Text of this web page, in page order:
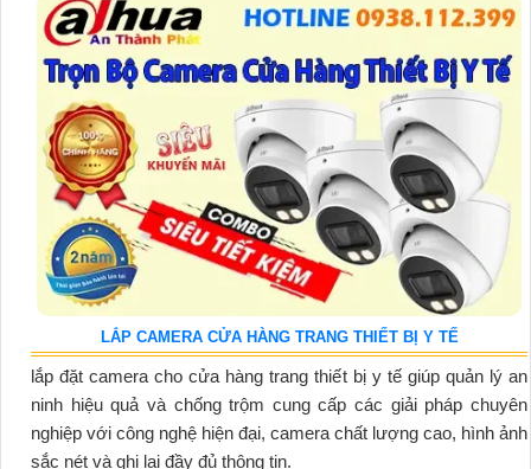
LẮP CAMERA CỬA HÀNG TRANG THIẾT BỊ Y TẾ
lắp đặt camera cho cửa hàng trang thiết bị y tế giúp quản lý an
ninh hiệu quả và chống trộm cung cấp các giải pháp chuyên
nghiệp với công nghệ hiện đại, camera chất lượng cao, hình ảnh
sắc nét và ghi lại đầy đủ thông tin.